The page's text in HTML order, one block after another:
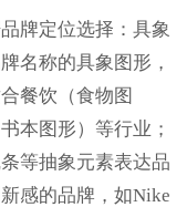
牌定位选择：具象
名称的具象图形，
餐饮（食物图
本图形）等行业；
等抽象元素表达品
感的品牌，如Nike